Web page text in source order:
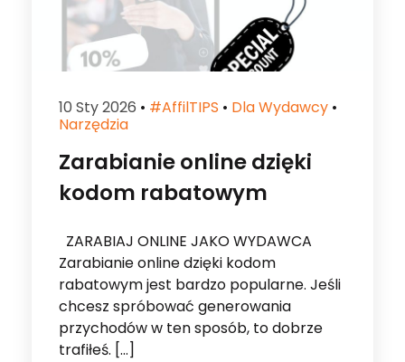
10 Sty 2026 • #affilTIPS • Dla Wydawcy •
Narzędzia
Zarabianie online dzięki
kodom rabatowym
ZARABIAJ ONLINE JAKO WYDAWCA
Zarabianie online dzięki kodom
rabatowym jest bardzo popularne. Jeśli
chcesz spróbować generowania
przychodów w ten sposób, to dobrze
trafiłeś. […]